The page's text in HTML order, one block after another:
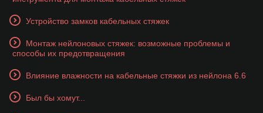
Устройство замков кабельных стяжек
Монтаж нейлоновых стяжек: возможные проблемы и
способы их предотвращения
Влияние влажности на кабельные стяжки из нейлона 6.6
Был бы хомут...